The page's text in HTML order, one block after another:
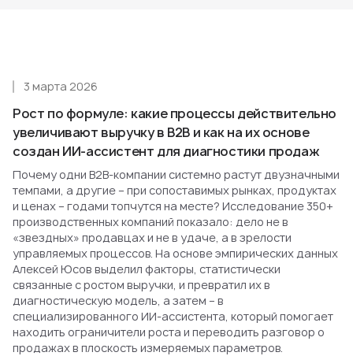
Рост по формуле: какие процессы действительно
увеличивают выручку в B2B и как на их основе
создан ИИ-ассистент для диагностики продаж
3 марта 2026
Почему одни B2B-компании системно растут двузначными
темпами, а другие – при сопоставимых рынках, продуктах
и ценах – годами топчутся на месте? Исследование 350+
производственных компаний показало: дело не в
«звездных» продавцах и не в удаче, а в зрелости
управляемых процессов. На основе эмпирических данных
Алексей Юсов выделил факторы, статистически
связанные с ростом выручки, и превратил их в
диагностическую модель, а затем – в
специализированного ИИ-ассистента, который помогает
находить ограничители роста и переводить разговор о
продажах в плоскость измеряемых параметров.